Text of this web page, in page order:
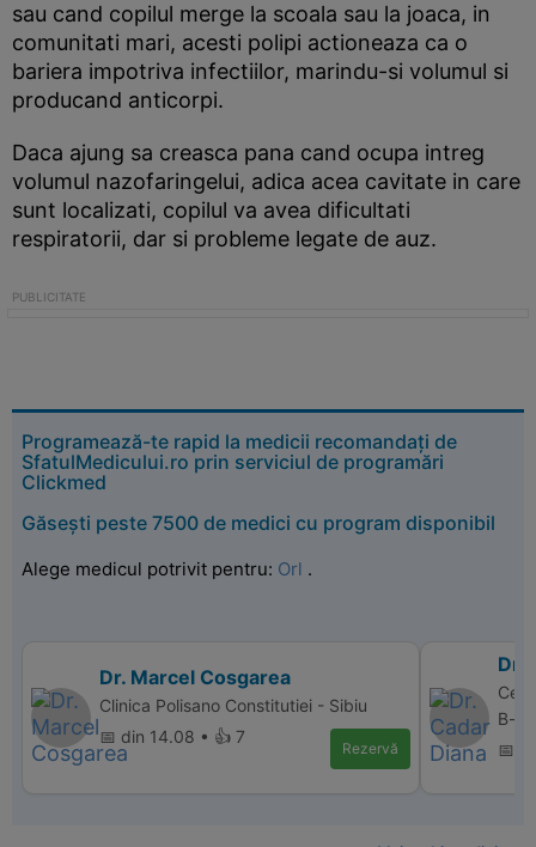
sau cand copilul merge la scoala sau la joaca, in
comunitati mari, acesti polipi actioneaza ca o
bariera impotriva infectiilor, marindu-si volumul si
producand anticorpi.
Daca ajung sa creasca pana cand ocupa intreg
volumul nazofaringelui, adica acea cavitate in care
sunt localizati, copilul va avea dificultati
respiratorii, dar si probleme legate de auz.
Programează-te rapid la medicii recomandați de
SfatulMedicului.ro prin serviciul de programări
Clickmed
Găsești peste 7500 de medici cu program disponibil
Alege medicul potrivit pentru: Orl .
Dr. Marcel Cosgarea
Clinica Polisano Constitutiei - Sibiu
📅 din 14.08 • 👍 7
Rezervă
Dr.
B-
📅